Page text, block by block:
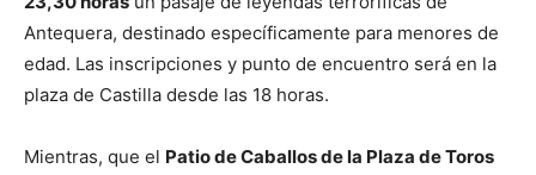
Antequera, destinado específicamente para menores de
edad. Las inscripciones y punto de encuentro será en la
plaza de Castilla desde las 18 horas.
Mientras, que el Patio de Caballos de la Plaza de Toros